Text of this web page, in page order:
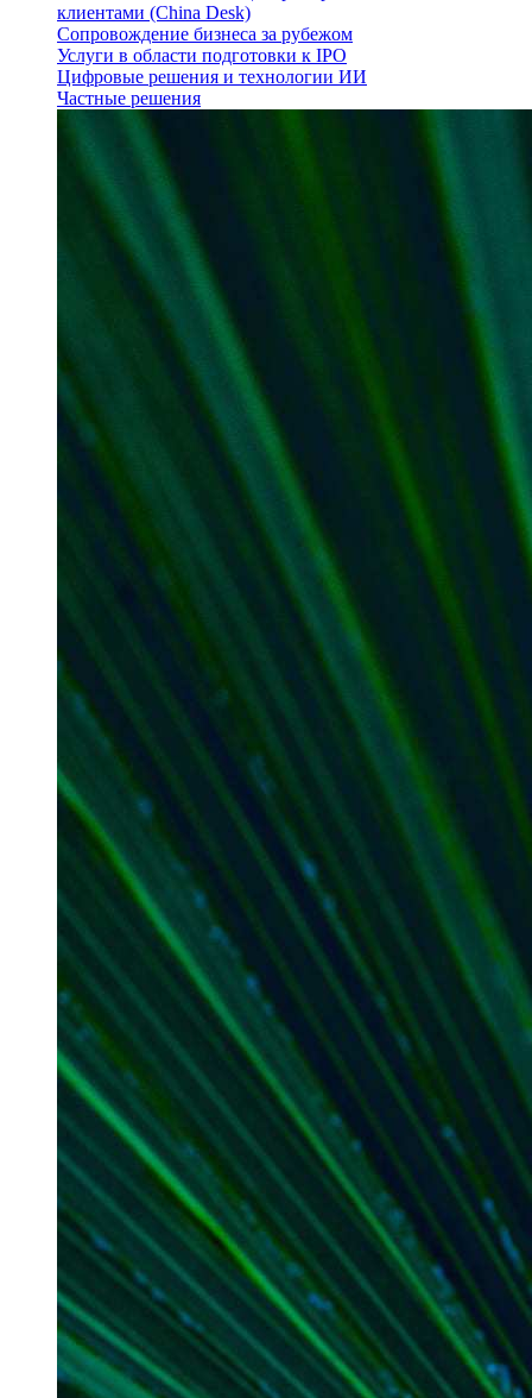
клиентами (China Desk)
Сопровождение бизнеса за рубежом
Услуги в области подготовки к IPO
Цифровые решения и технологии ИИ
Частные решения